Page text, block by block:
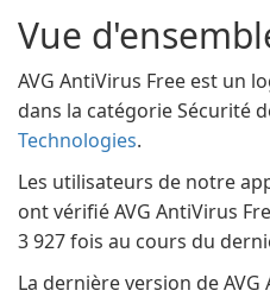
Vue
AVG AntiVirus Free est un
dans la catégorie Sécurité
Technologies.
Les utilisateurs de notre
ont vérifié AVG AntiVirus
3 927 fois au cours du
La dernière version de AVG